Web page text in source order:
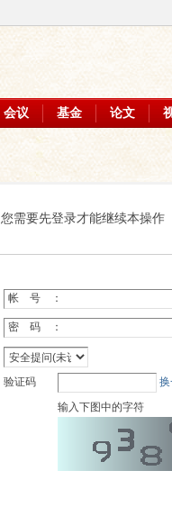
会议 基金 论文
您需要先登录才能继续本操作
帐 号 ：
密 码 ：
验证码
输入下图中的字符